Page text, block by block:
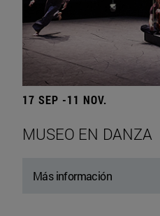
17 SEP -11 NOV.
MUSEO EN DANZA
Más información